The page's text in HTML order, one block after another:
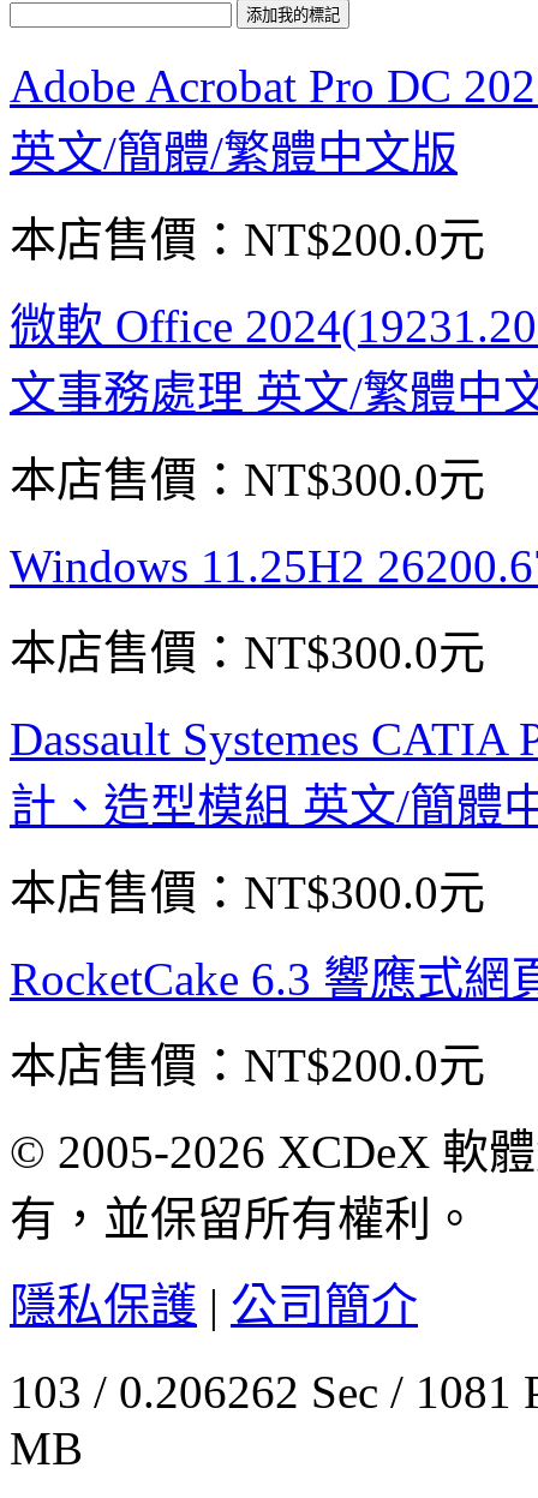
Adobe Acrobat Pro DC
英文/簡體/繁體中文版
本店售價： NT$200.0元
微軟 Office
文事務處理 英文/繁體中
本店售價： NT$300.0元
Windows 11.25H2
本店售價： NT$300.0元
Dassault Systemes
計、造型模組 英文/簡體
本店售價： NT$300.0元
RocketCake 6.3 響應式
本店售價： NT$200.0元
© 2005-2026 XCDeX 軟
有，並保留所有權利。
隱私保護 | 公司簡介
103 / 0.206262 Sec /
MB